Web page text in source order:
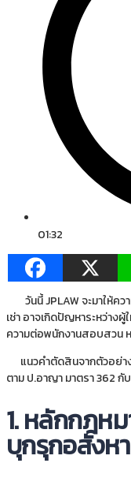
01:32
วันนี้ JPLAW จะมาให้คว
เช่า อาจเกิดปัญหาระหว่างผู้
ความต่อพนักงานสอบสวน
แนวคำตัดสินจากตัวอย่า
ตาม ป.อาญา มาตรา 362 กั
1. หลักกฎห
บุกรุกอสังห